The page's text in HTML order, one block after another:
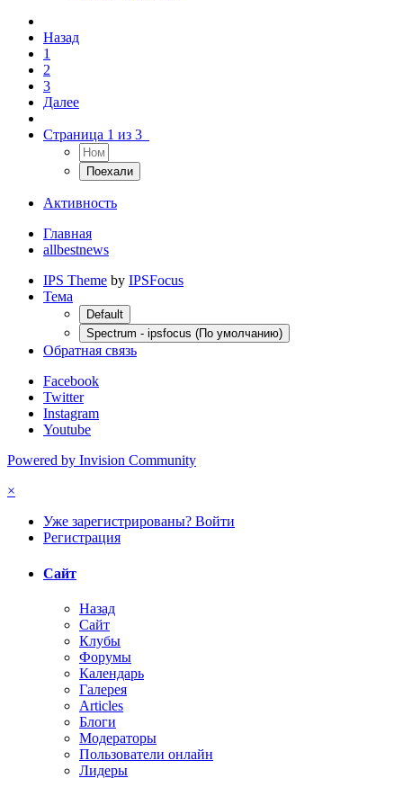
Назад
1
2
3
Далее
Страница 1 из 3
Активность
Главная
allbestnews
IPS Theme by IPSFocus
Тема
Default
Spectrum - ipsfocus (По умолчанию)
Обратная связь
Facebook
Twitter
Instagram
Youtube
Powered by Invision Community
×
Уже зарегистрированы? Войти
Регистрация
Сайт
Назад
Сайт
Клубы
Форумы
Календарь
Галерея
Articles
Блоги
Модераторы
Пользователи онлайн
Лидеры